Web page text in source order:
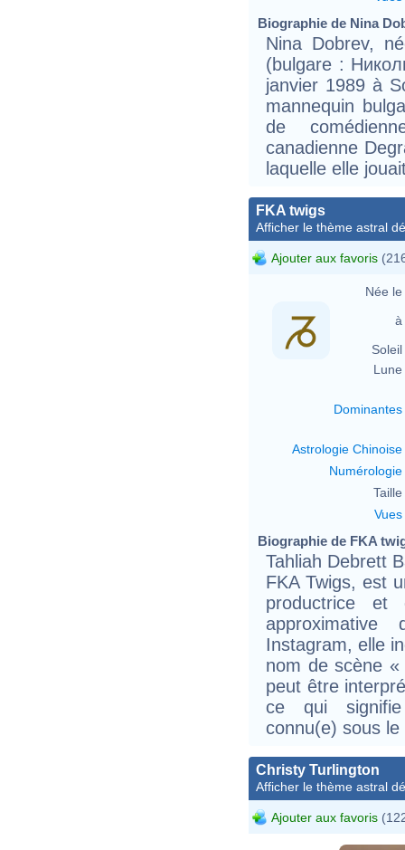
Biographie de Nina
Nina Dobrev,
(bulgare :
janvier 1989 à
mannequin
de
canadienne
laquelle elle
FKA twigs
Afficher le thème astral
Ajouter aux favoris
Née le
à
Soleil
Lune
Dominantes
Astrologie Chinoise
Numérologie
Taille
Vues
Biographie de FKA
Tahliah Debrett
FKA Twigs, est
productrice et
Instagram, elle
nom de scène
peut être
ce qui signifie
connu(e) sous
Christy Turlington
Afficher le thème astral
Ajouter aux favoris